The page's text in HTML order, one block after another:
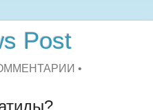
Post
•